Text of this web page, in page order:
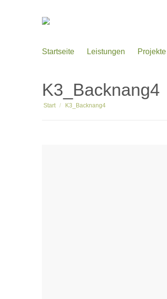
Startseite Leistungen Projekte
K3_Backnang4
Sie befinden sich hier:
Start K3_Backnang4